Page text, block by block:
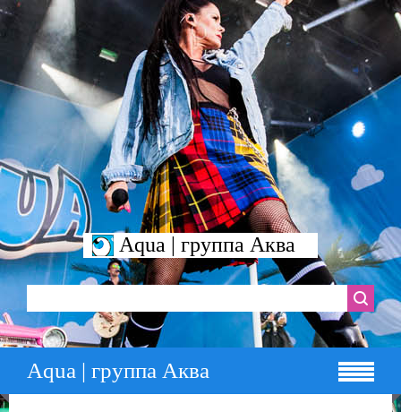
Aqua | группа Аква
Aqua | группа Аква